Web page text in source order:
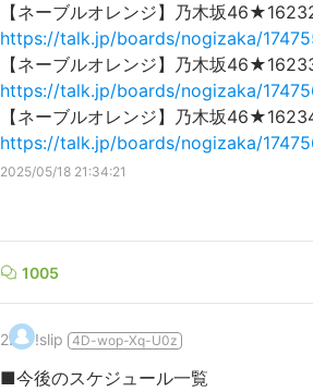
【ネーブルオレンジ】乃木坂
https://talk.jp/boards/nogizaka/
【ネーブルオレンジ】乃木坂
https://talk.jp/boards/nogizaka/
【ネーブルオレンジ】乃木坂
https://talk.jp/boards/nogizaka/
2025/05/18 21:34:21
1005
2. !slip 4D-wop-Xq-U0z
■今後のスケジュール一覧